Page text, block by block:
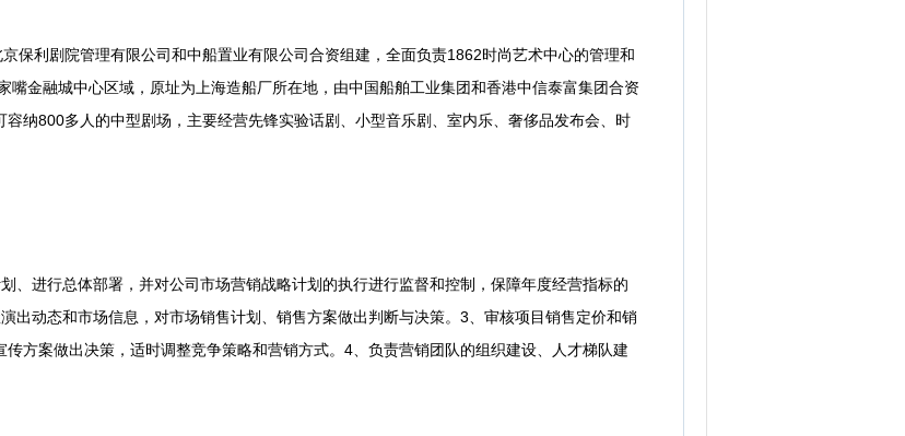
利剧院管理有限公司和中船置业有限公司合资组建，全面负责1862时尚艺术中心的管理和
嘴金融城中心区域，原址为上海造船厂所在地，由中国船舶工业集团和香港中信泰富集团合资
纳800多人的中型剧场，主要经营先锋实验话剧、小型音乐剧、室内乐、奢侈品发布会、时
进行总体部署，并对公司市场营销战略计划的执行进行监督和控制，保障年度经营指标的
出动态和市场信息，对市场销售计划、销售方案做出判断与决策。3、审核项目销售定价和销
方案做出决策，适时调整竞争策略和营销方式。4、负责营销团队的组织建设、人才梯队建